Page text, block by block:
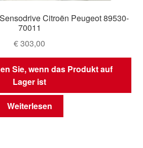
Citroën Peugeot 89530-
70011
€303,00
Sie, wenn das Produkt auf
Lager ist
Weiterlesen